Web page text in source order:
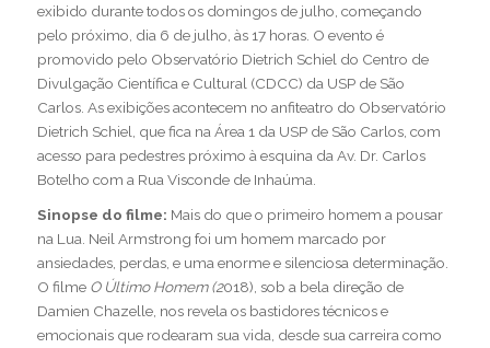
exibido durante todos os domingos de julho, começando
pelo próximo, dia 6 de julho, às 17 horas. O evento é
promovido pelo Observatório Dietrich Schiel do Centro de
Divulgação Científica e Cultural (CDCC) da USP de São
Carlos. As exibições acontecem no anfiteatro do Observatório
Dietrich Schiel, que fica na Área 1 da USP de São Carlos, com
acesso para pedestres próximo à esquina da Av. Dr. Carlos
Botelho com a Rua Visconde de Inhaúma.
Sinopse do filme: Mais do que o primeiro homem a pousar
na Lua. Neil Armstrong foi um homem marcado por
ansiedades, perdas, e uma enorme e silenciosa determinação.
O filme O Último Homem (2018), sob a bela direção de
Damien Chazelle, nos revela os bastidores técnicos e
emocionais que rodearam sua vida, desde sua carreira como